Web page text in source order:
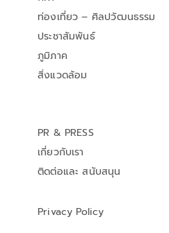
ท่องเที่ยว – ศิลปวัฒนธรรม
ประชาสัมพันธ์
ภูมิภาค
สิ่งแวดล้อม
PR & PRESS
เกี่ยวกับเรา
ติดต่อและ สนับสนุน
Privacy Policy